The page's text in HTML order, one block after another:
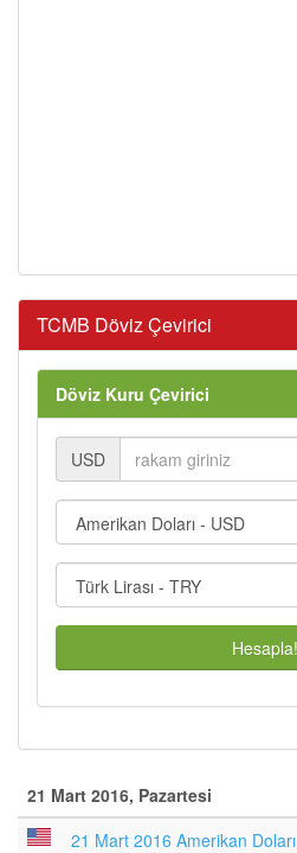
TCMB Döviz Çevirici
Döviz Kuru Çevirici
USD
Hesapla!
21 Mart 2016, Pazartesi
21 Mart 2016 Amerikan